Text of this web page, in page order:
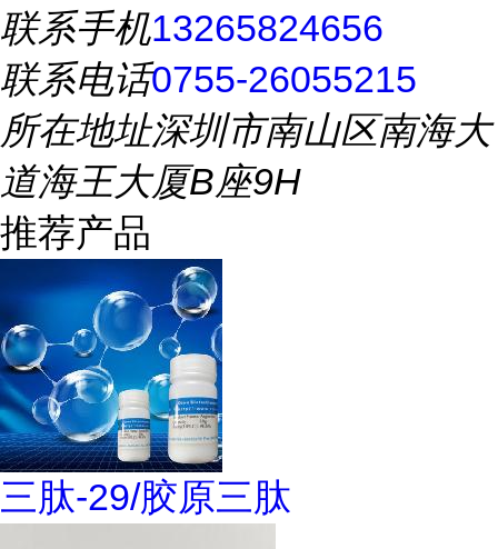
联系手机13265824656
联系电话0755-26055215
所在地址深圳市南山区南海大
道海王大厦B座9H
推荐产品
三肽-29/胶原三肽